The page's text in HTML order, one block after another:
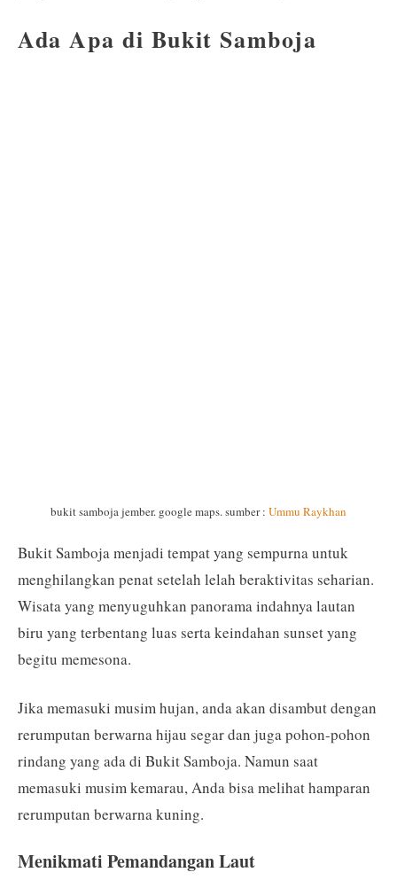
Ada Apa di Bukit Samboja
bukit samboja jember. google maps. sumber : Ummu Raykhan
Bukit Samboja menjadi tempat yang sempurna untuk
menghilangkan penat setelah lelah beraktivitas seharian.
Wisata yang menyuguhkan panorama indahnya lautan
biru yang terbentang luas serta keindahan sunset yang
begitu memesona.
Jika memasuki musim hujan, anda akan disambut dengan
rerumputan berwarna hijau segar dan juga pohon-pohon
rindang yang ada di Bukit Samboja. Namun saat
memasuki musim kemarau, Anda bisa melihat hamparan
rerumputan berwarna kuning.
Menikmati Pemandangan Laut